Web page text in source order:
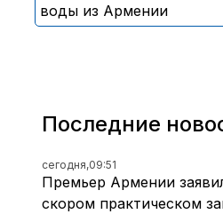
воды из Армении
Последние
сегодня,09:51
Премьер Армении
скором практическом